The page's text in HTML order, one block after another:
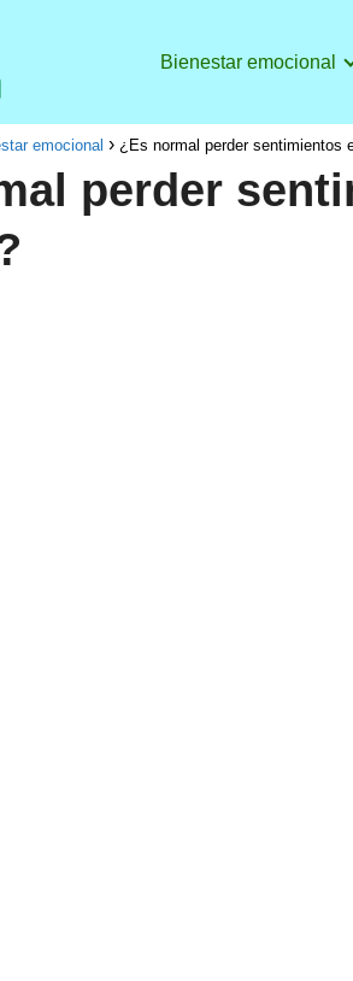
Bienestar emocional
emocional ¿Es normal perder sentimientos
perder